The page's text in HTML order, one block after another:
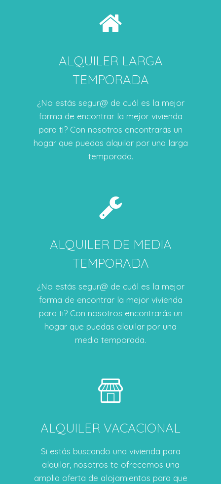
ALQUILER LARGA
TEMPORADA
¿No estás segur@ de cuál es la mejor
forma de encontrar la mejor vivienda
para ti? Con nosotros encontrarás un
hogar que puedas alquilar por una larga
temporada.
ALQUILER DE MEDIA
TEMPORADA
¿No estás segur@ de cuál es la mejor
forma de encontrar la mejor vivienda
para ti? Con nosotros encontrarás un
hogar que puedas alquilar por una
media temporada.
ALQUILER VACACIONAL
Si estás buscando una vivienda para
alquilar, nosotros te ofrecemos una
amplia oferta de alojamientos para que